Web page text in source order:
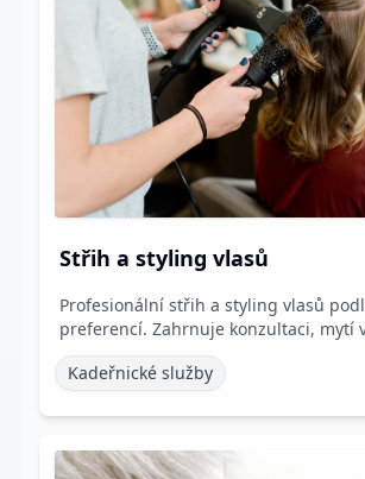
Střih a styling vlasů
Profesionální střih a styling vlasů
preferencí. Zahrnuje konzultaci, mytí
styling.
Kadeřnické služby